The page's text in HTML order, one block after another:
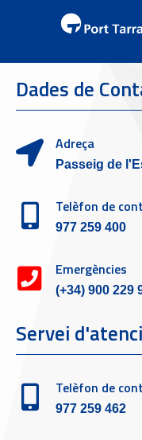
Dades de
Adreça
Passeig de
Telèfon de
977 259 400
Emergències
(+34) 900 229
Servei
Telèfon de
977 259 462